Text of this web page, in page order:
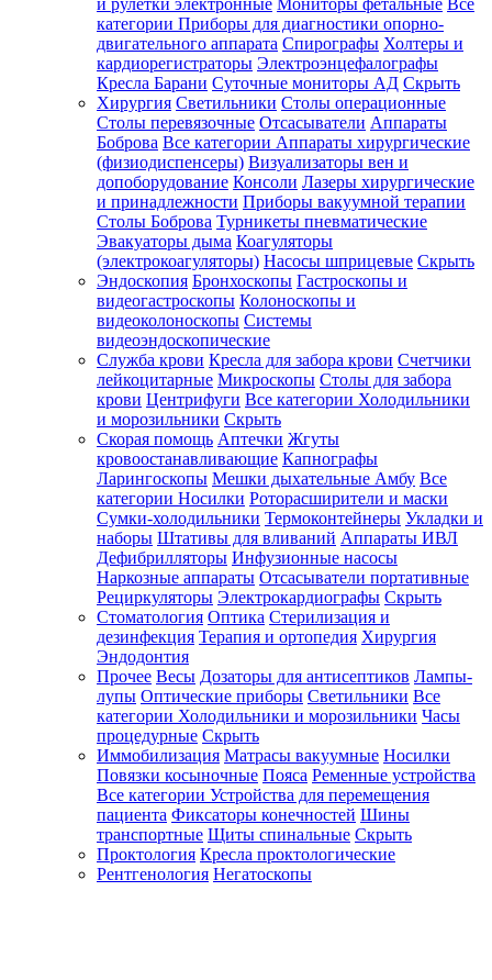
и рулетки электронные Мониторы фетальные Все
категории Приборы для диагностики опорно-
двигательного аппарата Спирографы Холтеры и
кардиорегистраторы Электроэнцефалографы
Кресла Барани Суточные мониторы АД Скрыть
Хирургия Светильники Столы операционные
Столы перевязочные Отсасыватели Аппараты
Боброва Все категории Аппараты хирургические
(физиодиспенсеры) Визуализаторы вен и
допоборудование Консоли Лазеры хирургические
и принадлежности Приборы вакуумной терапии
Столы Боброва Турникеты пневматические
Эвакуаторы дыма Коагуляторы
(электрокоагуляторы) Насосы шприцевые Скрыть
Эндоскопия Бронхоскопы Гастроскопы и
видеогастроскопы Колоноскопы и
видеоколоноскопы Системы
видеоэндоскопические
Служба крови Кресла для забора крови Счетчики
лейкоцитарные Микроскопы Столы для забора
крови Центрифуги Все категории Холодильники
и морозильники Скрыть
Скорая помощь Аптечки Жгуты
кровоостанавливающие Капнографы
Ларингоскопы Мешки дыхательные Амбу Все
категории Носилки Роторасширители и маски
Сумки-холодильники Термоконтейнеры Укладки и
наборы Штативы для вливаний Аппараты ИВЛ
Дефибрилляторы Инфузионные насосы
Наркозные аппараты Отсасыватели портативные
Рециркуляторы Электрокардиографы Скрыть
Стоматология Оптика Стерилизация и
дезинфекция Терапия и ортопедия Хирургия
Эндодонтия
Прочее Весы Дозаторы для антисептиков Лампы-
лупы Оптические приборы Светильники Все
категории Холодильники и морозильники Часы
процедурные Скрыть
Иммобилизация Матрасы вакуумные Носилки
Повязки косыночные Пояса Ременные устройства
Все категории Устройства для перемещения
пациента Фиксаторы конечностей Шины
транспортные Щиты спинальные Скрыть
Проктология Кресла проктологические
Рентгенология Негатоскопы